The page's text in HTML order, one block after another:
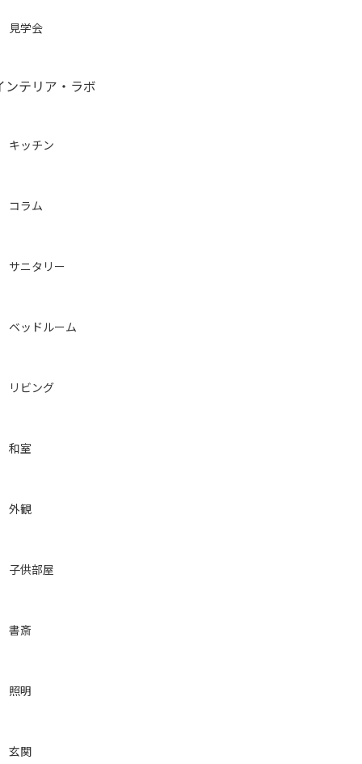
見学会
ンテリア・ラボ
キッチン
コラム
サニタリー
ベッドルーム
リビング
和室
外観
子供部屋
書斎
照明
玄関